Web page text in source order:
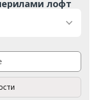
лофт